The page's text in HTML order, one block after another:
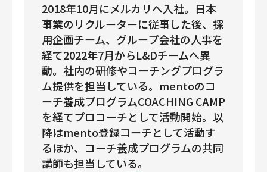
2018年10月にメルカリへ入社。日本
事業のリクルーターに従事した後、採
用企画チーム、グループ会社の人事を
経て2022年7月からL&Dチームへ異
動。社内の研修やコーチングプログラ
ム提供を担当している。mentoのコ
ーチ養成プログラムCOACHING CAMP
を経てプロコーチとして活動開始。以
降はmento登録コーチとして活動す
るほか、コーチ養成プログラムの共同
講師も担当している。